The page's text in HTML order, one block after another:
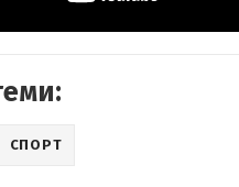
СПОРТ